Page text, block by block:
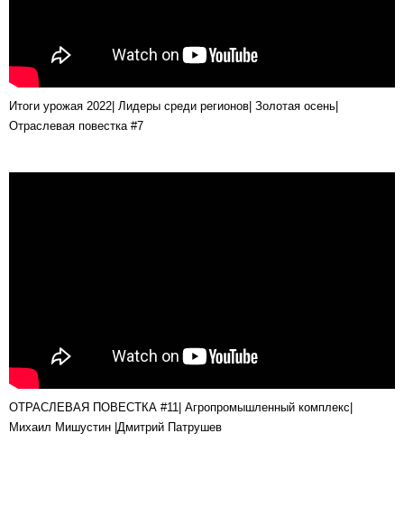
Итоги урожая 2022| Лидеры среди регионов| Золотая осень|
Отраслевая повестка #7
ОТРАСЛЕВАЯ ПОВЕСТКА #11| Агропромышленный комплекс|
Михаил Мишустин |Дмитрий Патрушев